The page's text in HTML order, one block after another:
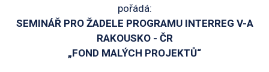
pořádá:
SEMINÁŘ PRO ŽADELE PROGRAMU INTERREG V-A
RAKOUSKO - ČR
„FOND MALÝCH PROJEKTŮ“